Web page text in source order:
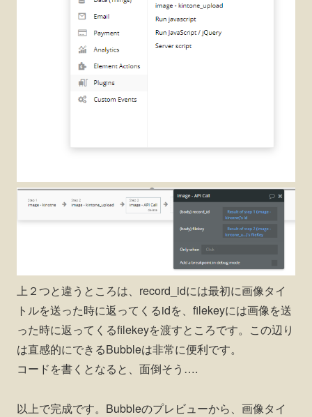
上２つと違うところは、record_idには最初に画像タイ
トルを送った時に返ってくるidを、filekeyには画像を送
った時に返ってくるfilekeyを渡すところです。この辺り
は直感的にできるBubbleは非常に便利です。
コードを書くとなると、面倒そう….
以上で完成です。Bubbleのプレビューから、画像タイ